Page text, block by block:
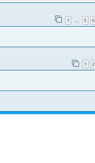
1 … 5 6
1 2